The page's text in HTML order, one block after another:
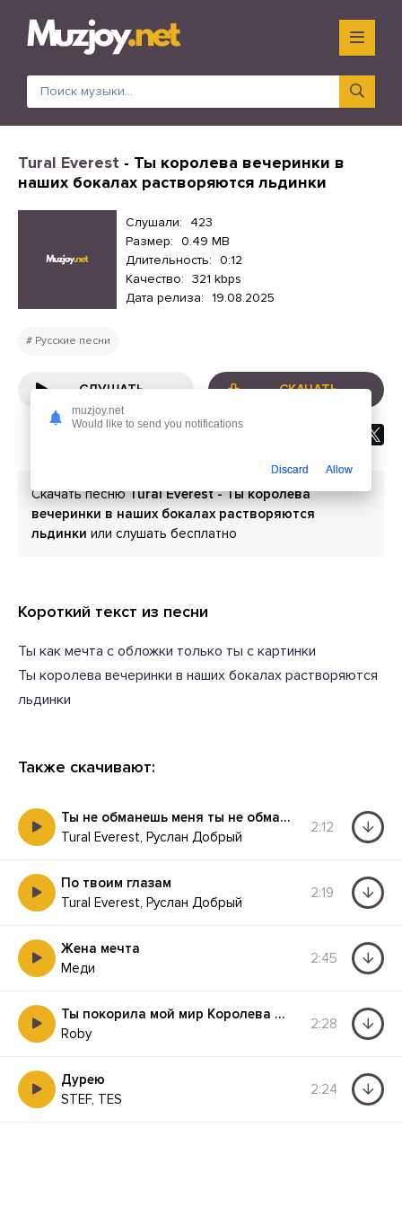
Tural Everest - Ты королева вечеринки в
наших бокалах растворяются льдинки
Слушали:
423
Размер: 0.49 MB
Длительность: 0:12
Качество: 321 kbps
Дата релиза: 19.08.2025
Русские песни
СЛУШАТЬ СКАЧАТЬ
Скачать песнюTural Everest - Ты королева
вечеринки в наших бокалах растворяются
льдинки или слушать бесплатно
Короткий текст из песни
Ты как мечта с обложки только ты с картинки
Ты королева вечеринки в наших бокалах растворяются
льдинки
Также скачивают:
Ты не обманешь меня ты не обманешь
Tural Everest, Руслан Добрый
2:12
По твоим глазам
Tural Everest, Руслан Добрый
2:19
Жена мечта
Меди
2:45
Ты покорила мой мир Королева мечты моей
Roby
2:28
Дурею
STEF, TES
2:24
muzjoy.net
Would like to send you notifications
Discard Allow